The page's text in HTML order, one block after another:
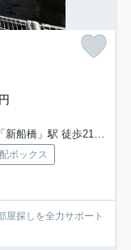
船橋」駅 徒歩21分
ボックス
屋探しを全力サポート